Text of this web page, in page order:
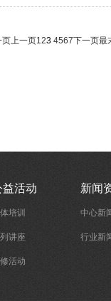
页上一页123 4567下一页最
益活动
培训
讲座
活动
新闻
中心新
行业新